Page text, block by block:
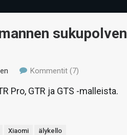
sukupolven
Kommentit (7)
Pro, GTR ja GTS -malleista.
Xiaomi älykello